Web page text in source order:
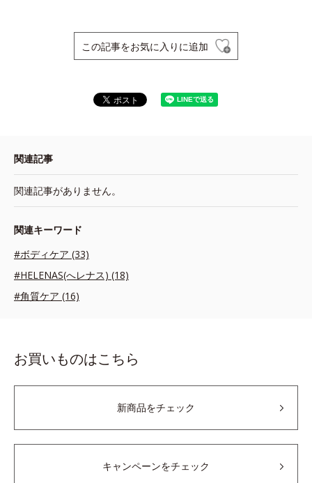
この記事をお気に入りに追加
関連記事
関連記事がありません。
関連キーワード
#ボディケア (33)
#HELENAS(へレナス) (18)
#角質ケア (16)
お買いものはこちら
新商品をチェック
キャンペーンをチェック